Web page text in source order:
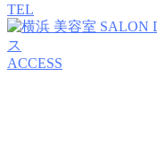
TEL
ACCESS